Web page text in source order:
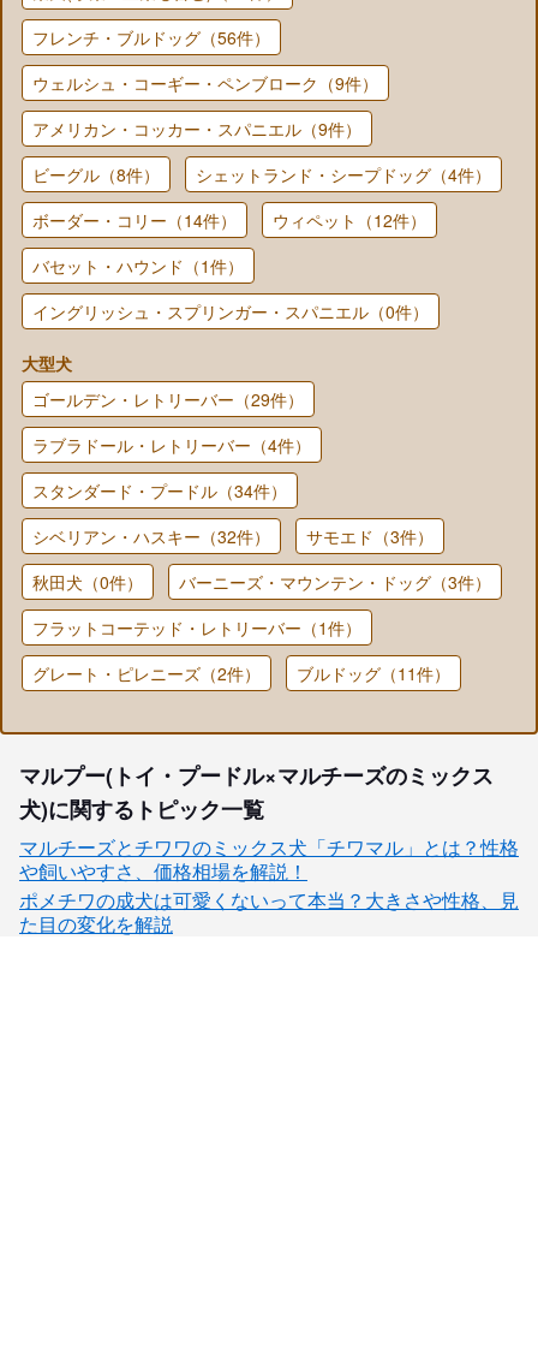
フレンチ・ブルドッグ（56件）
ウェルシュ・コーギー・ペンブローク（9件）
アメリカン・コッカー・スパニエル（9件）
ビーグル（8件）
シェットランド・シープドッグ（4件）
ボーダー・コリー（14件）
ウィペット（12件）
バセット・ハウンド（1件）
イングリッシュ・スプリンガー・スパニエル（0件）
大型犬
ゴールデン・レトリーバー（29件）
ラブラドール・レトリーバー（4件）
スタンダード・プードル（34件）
シベリアン・ハスキー（32件）
サモエド（3件）
秋田犬（0件）
バーニーズ・マウンテン・ドッグ（3件）
フラットコーテッド・レトリーバー（1件）
グレート・ピレニーズ（2件）
ブルドッグ（11件）
マルプー(トイ・プードル×マルチーズのミックス
犬)に関するトピック一覧
マルチーズとチワワのミックス犬「チワマル」とは？性格
や飼いやすさ、価格相場を解説！
ポメチワの成犬は可愛くないって本当？大きさや性格、見
た目の変化を解説